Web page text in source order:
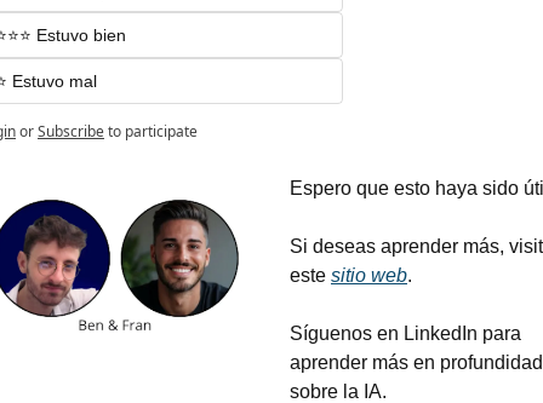
Estuvo bien
Estuvo mal
orSubscribeto participate
Espero que esto haya sido
Si deseas aprender más,
este sitio web.
Síguenos en LinkedIn para
aprender más en profundidad
sobre la IA.